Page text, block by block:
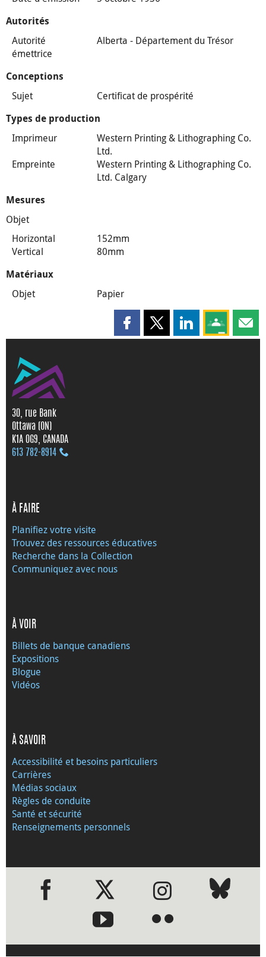
Autorités
Autorité
émettrice
Alberta - Département du Trésor
Conceptions
Sujet Certificat de prospérité
Types de production
Imprimeur
Western Printing & Lithographing Co.
Ltd.
Empreinte
Western Printing & Lithographing Co.
Ltd. Calgary
Mesures
Objet
Horizontal
152mm
Vertical
80mm
Matériaux
Objet Papier
Partager cette page sur
Partager cette page sur X
Partager cette
Partagez
30, rue Bank
Ottawa (ON)
K1A 0G9, CANADA
613 782‑8914
À FAIRE
Planifiez votre visite
Trouvez des ressources éducatives
Recherche dans la Collection
Communiquez avec nous
À VOIR
Billets de banque canadiens
Expositions
Blogue
Vidéos
À SAVOIR
Accessibilité et besoins particuliers
Carrières
Médias sociaux
Règles de conduite
Santé et sécurité
Renseignements personnels
●●